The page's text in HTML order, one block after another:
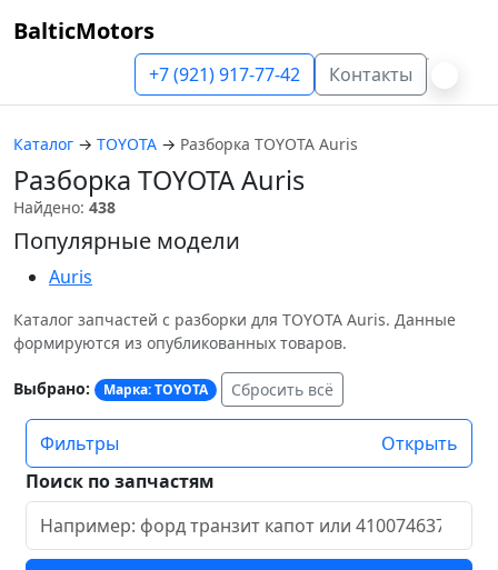
BalticMotors
+7 (921) 917-77-42 Контакты
Каталог → TOYOTA → Разборка TOYOTA Auris
Разборка TOYOTA Auris
Найдено: 438
Популярные модели
Auris
Каталог запчастей с разборки для TOYOTA Auris. Данные
формируются из опубликованных товаров.
Выбрано: Марка: TOYOTA Сбросить всё
Фильтры
Открыть
Поиск по запчастям